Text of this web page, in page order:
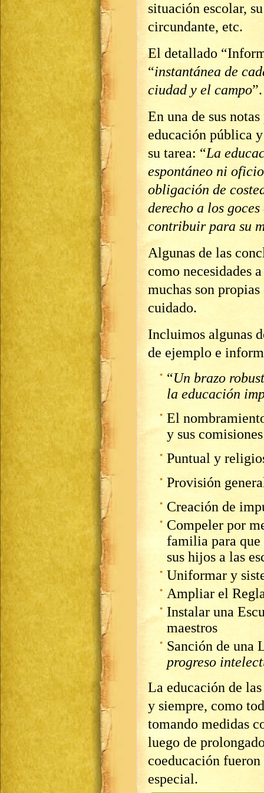
situación escolar,
circundante, etc.
El detallado
“instantánea de
ciudad y el campo”.
En una de sus
educación pública
su tarea: “La
espontáneo ni
obligación de
derecho a los
contribuir para su
Algunas de las
como necesidades
muchas son
cuidado.
Incluimos algunas
de ejemplo e
“Un brazo
la educación
El
y sus comisiones
Puntual y
Provisión
Creación de
Compeler por
familia para que
sus hijos a las
Uniformar y
Ampliar el
Instalar una
maestros
Sanción de una
progreso
La educación de
y siempre, como
tomando medidas
luego de
coeducación
especial.